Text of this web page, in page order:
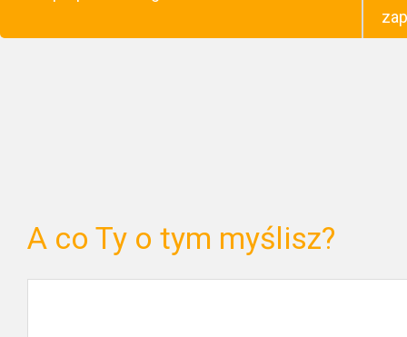
A co Ty o tym myślisz?